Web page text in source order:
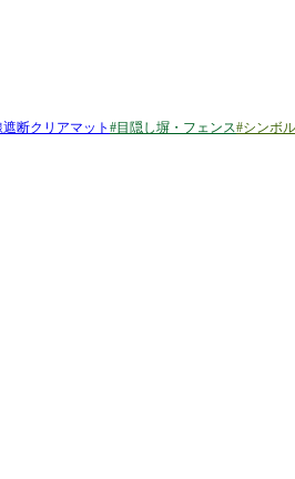
遮断クリアマット #目隠し塀・フェンス#シンボ